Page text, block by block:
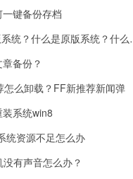
键备份存档
什么是原版系统？什么是盗版系统？
备份？
么卸载？FF新推荐新闻弹
系统win8
统资源不足怎么办
有声音怎么办？